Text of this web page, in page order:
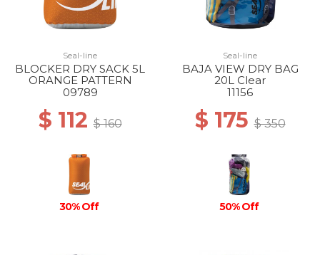
Seal-line
BLOCKER DRY SACK 5L
ORANGE PATTERN
09789
$ 112$ 160
30% Off
Seal-line
BAJA VIEW DRY BAG
20L Clear
11156
$ 175$ 350
50% Off